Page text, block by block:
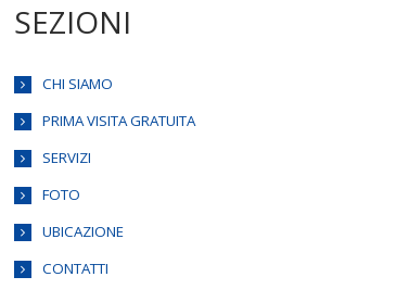
SEZIONI
CHI SIAMO
PRIMA VISITA GRATUITA
SERVIZI
FOTO
UBICAZIONE
CONTATTI